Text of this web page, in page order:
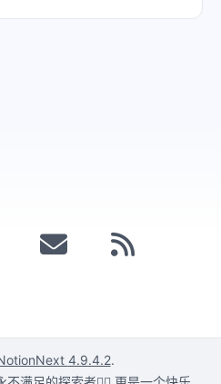
4.9.4.2.